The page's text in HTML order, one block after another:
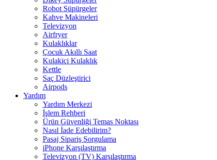
Robot Süpürgeler
Kahve Makineleri
Televizyon
Airfryer
Kulaklıklar
Çocuk Akıllı Saat
Kulakiçi Kulaklık
Kettle
Saç Düzleştirici
Airpods
Yardım
Yardım Merkezi
İşlem Rehberi
Ürün Güvenliği Temas Noktası
Nasıl İade Edebilirim?
Pasaj Sipariş Sorgulama
iPhone Karşılaştırma
Televizyon (TV) Karşılaştırma